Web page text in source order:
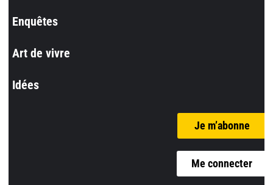
Enquêtes
Art de vivre
Idées
Je m’abonne
Me connecter